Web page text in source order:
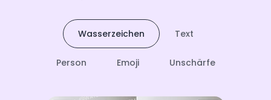
Wasserzeichen Text
Person Emoji Unschärfe